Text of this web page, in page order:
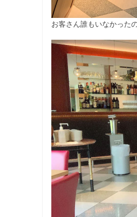
お客さん誰もいなかった